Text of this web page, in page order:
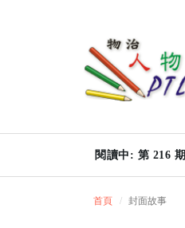
閱讀中: 第 216 期
首頁 封面故事